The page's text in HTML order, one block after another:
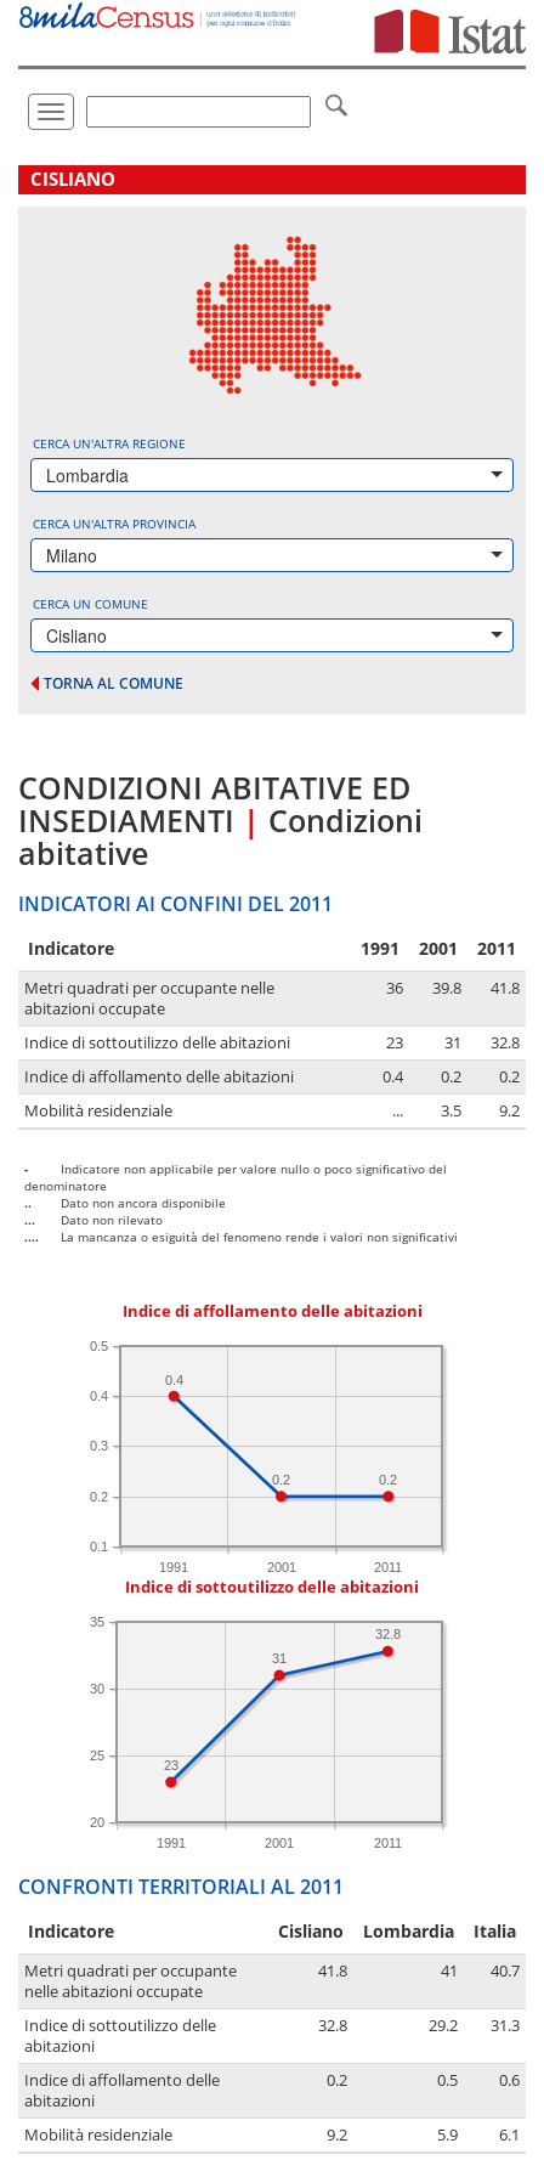
Vai
direttamente
Toggle
navigation
.
CISLIANO
CERCA UN'ALTRA REGIONE
Lombardia
CERCA UN'ALTRA PROVINCIA
Milano
CERCA UN COMUNE
Cisliano
TORNA AL COMUNE
CONDIZIONI ABITATIVE ED
INSEDIAMENTI | Condizioni
abitative
INDICATORI AI CONFINI DEL 2011
Indicatore 1991 2001 2011
Metri quadrati per occupante nelle
abitazioni occupate
36 39.8 41.8
Indice di sottoutilizzo delle abitazioni 23 31
32.8
Indice di affollamento delle abitazioni
0.4 0.2
0.2
Mobilità residenziale
... 3.5 9.2
-
Indicatore non applicabile per valore nullo o poco significativo del
denominatore
..
Dato non ancora disponibile
...
Dato non rilevato
....
La mancanza o esiguità del fenomeno rende i valori non significativi
Indice di affollamento delle abitazioni
1991 2001 2011
0.1
0.2
0.3
0.4
0.5
0.2
0.2
0.4
Indice di sottoutilizzo delle abitazioni
1991 2001 2011
20
25
30
35
32.8
31
23
CONFRONTI TERRITORIALI AL 2011
Indicatore Cisliano Lombardia Italia
Metri quadrati per occupante
nelle abitazioni occupate
41.8 41 40.7
Indice di sottoutilizzo delle
abitazioni
32.8 29.2 31.3
Indice di affollamento delle
abitazioni
0.2 0.5 0.6
Mobilità residenziale 9.2 5.9 6.1